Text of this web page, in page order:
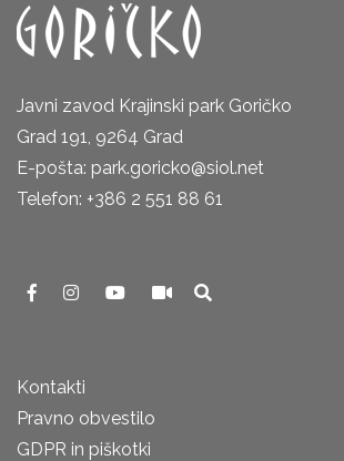
Javni zavod Krajinski park Goričko
Grad 191, 9264 Grad
E-pošta: park.goricko@siol.net
Telefon: +386 2 551 88 61
Kontakti
Pravno obvestilo
GDPR in piškotki